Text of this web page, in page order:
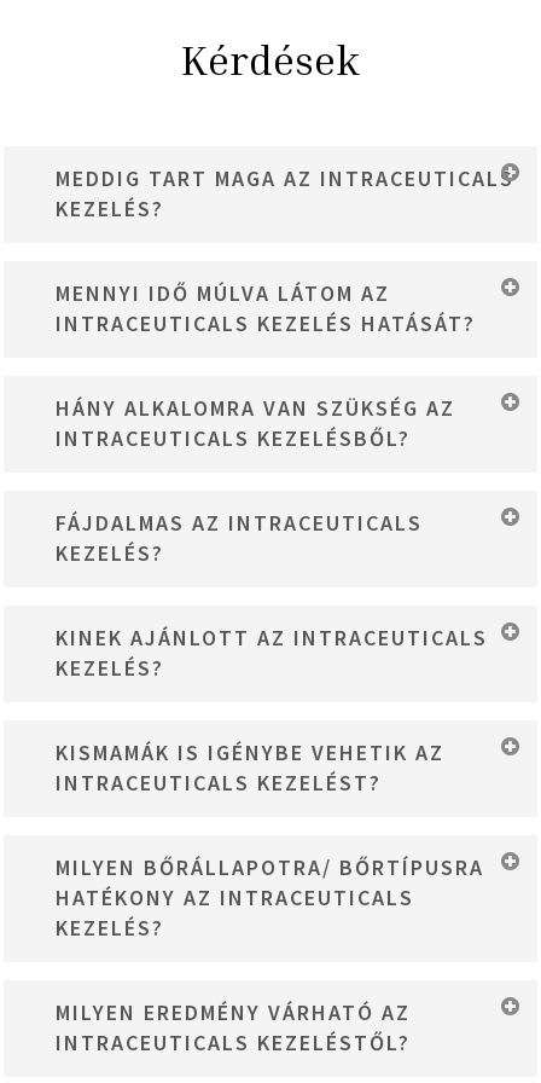
Kérdések
MEDDIG TART MAGA AZ INTRACEUTICALS
KEZELÉS?
igénybe.MENNYI IDŐ MÚLVA LÁTOM AZ
INTRACEUTICALS KEZELÉS HATÁSÁT?
után azonnal látható, az eredmény pedig több alkalom
igénybevétele esetén nemcsak látványosabb, de hosszantartó is.
HÁNY ALKALOMRA VAN SZÜKSÉG AZ
INTRACEUTICALS KEZELÉSBŐL?
alkalmas oxigénterápia kezeléssorozaton részt venni. Az ajánlott
kezelési ütem heti 1-2 alkalom.
FÁJDALMAS AZ INTRACEUTICALS
KEZELÉS?
teljesen diszkomfort- és fájdalommentes eljárás.
KINEK AJÁNLOTT AZ INTRACEUTICALS
KEZELÉS?
visszaszerezni bőre ragyogó egészségét és feszességét, hiszen
a sima, hidratált és élettel teli bőr bárki számára elérhető.
KISMAMÁK IS IGÉNYBE VEHETIK AZ
INTRACEUTICALS KEZELÉST?
alatt is biztonsággal igénybe vehető!
MILYEN BŐRÁLLAPOTRA/ BŐRTÍPUSRA
HATÉKONY AZ INTRACEUTICALS
KEZELÉS?
érzékeny/ gyulladásra hajlamos bőrre, valamint napkárosodásra,
pigmentfoltokra, finom vonalakra és mimikai ráncokra, egyenetlen
MILYEN EREDMÉNY VÁRHATÓ AZ
INTRACEUTICALS KEZELÉSTŐL?